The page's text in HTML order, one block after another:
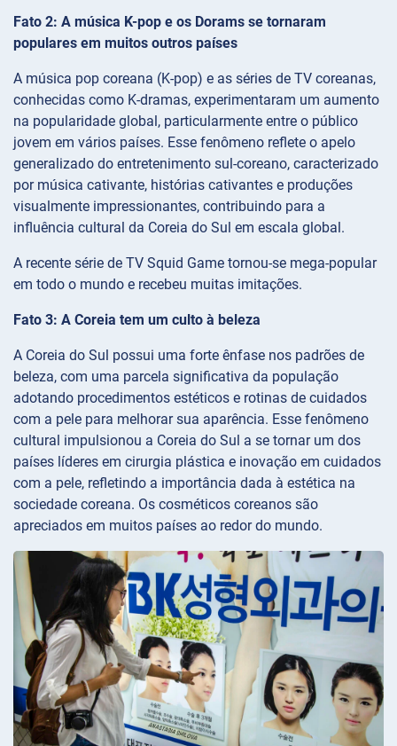
Fato 2: A música K-pop e os Dorams se tornaram
populares em muitos outros países
A música pop coreana (K-pop) e as séries de TV coreanas,
conhecidas como K-dramas, experimentaram um aumento
na popularidade global, particularmente entre o público
jovem em vários países. Esse fenômeno reflete o apelo
generalizado do entretenimento sul-coreano, caracterizado
por música cativante, histórias cativantes e produções
visualmente impressionantes, contribuindo para a
influência cultural da Coreia do Sul em escala global.
A recente série de TV Squid Game tornou-se mega-popular
em todo o mundo e recebeu muitas imitações.
Fato 3: A Coreia tem um culto à beleza
A Coreia do Sul possui uma forte ênfase nos padrões de
beleza, com uma parcela significativa da população
adotando procedimentos estéticos e rotinas de cuidados
com a pele para melhorar sua aparência. Esse fenômeno
cultural impulsionou a Coreia do Sul a se tornar um dos
países líderes em cirurgia plástica e inovação em cuidados
com a pele, refletindo a importância dada à estética na
sociedade coreana. Os cosméticos coreanos são
apreciados em muitos países ao redor do mundo.